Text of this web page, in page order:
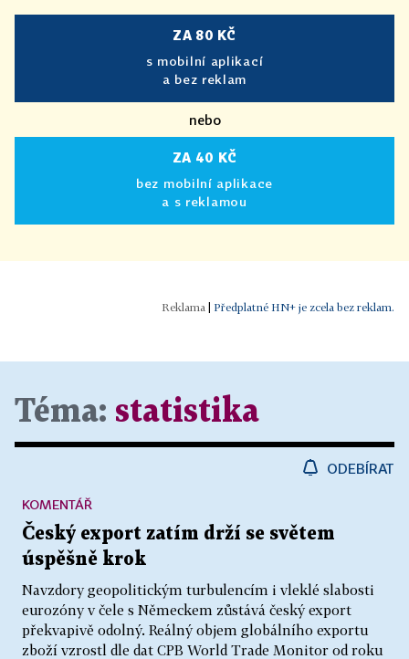
ZA 80 KČ
s mobilní aplikací
a bez reklam
nebo
ZA 40 KČ
bez mobilní aplikace
a s reklamou
Předplatné HN+ je zcela bez reklam.
Téma: statistika
ODEBÍRAT
Český export zatím drží se světem
úspěšně krok
Navzdory geopolitickým turbulencím i vleklé slabosti
eurozóny v čele s Německem zůstává český export
překvapivě odolný. Reálný objem globálního exportu
zboží vzrostl dle dat CPB World Trade Monitor od roku
KOMENTÁŘ